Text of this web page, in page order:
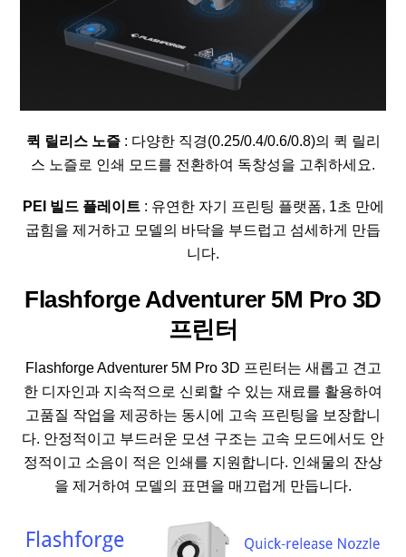
퀵 릴리스 노즐: 다양한 직경(0.25/0.4/0.6/0.8)의 퀵 릴리
스 노즐로 인쇄 모드를 전환하여 독창성을 고취하세요.
PEI 빌드 플레이트: 유연한 자기 프린팅 플랫폼, 1초 만에
굽힘을 제거하고 모델의 바닥을 부드럽고 섬세하게 만듭
니다.
Flashforge Adventurer 5M Pro 3D
프린터
Flashforge Adventurer 5M Pro 3D 프린터는 새롭고 견고
한 디자인과 지속적으로 신뢰할 수 있는 재료를 활용하여
고품질 작업을 제공하는 동시에 고속 프린팅을 보장합니
다. 안정적이고 부드러운 모션 구조는 고속 모드에서도 안
정적이고 소음이 적은 인쇄를 지원합니다. 인쇄물의 잔상
을 제거하여 모델의 표면을 매끄럽게 만듭니다.